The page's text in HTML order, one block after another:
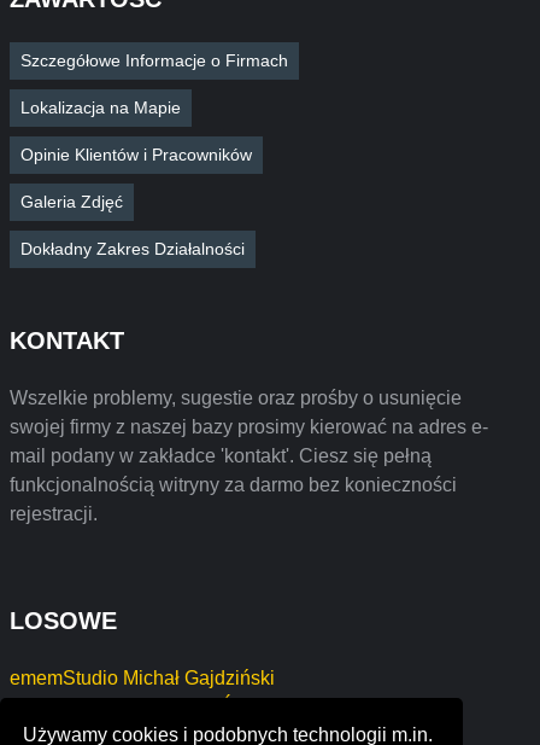
Używamy cookies i podobnych technologii m.in.
Szczegółowe Informacje o Firmach
Lokalizacja na Mapie
Opinie Klientów i Pracowników
Galeria Zdjęć
Dokładny Zakres Działalności
KONTAKT
Wszelkie problemy, sugestie oraz prośby o usunięcie
swojej firmy z naszej bazy prosimy kierować na adres e-
mail podany w zakładce 'kontakt'. Ciesz się pełną
funkcjonalnością witryny za darmo bez konieczności
rejestracji.
LOSOWE
ememStudio Michał Gajdziński
SVITLANA TELEHII